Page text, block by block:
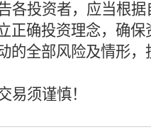
各投资者，应当根
正确投资理念， 确保
的全部风险及情形
易须谨慎！